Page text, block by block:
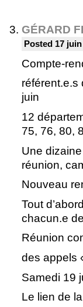
GÉRARD
Posted 17
Compte-
référent.e.s
juin
12
75, 76, 80,
Une
réunion,
Nouveau
Tout
chacun.e
Réunion
des appels
Samedi 19
Le lien de